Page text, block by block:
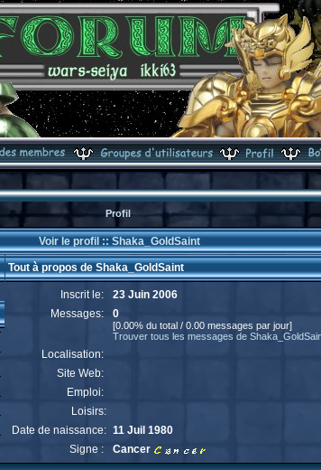
Profil
Voir le profil :: Shaka_GoldSaint
Tout à propos de Shaka_GoldSaint
Inscrit le:
23 Juin 2006
Messages:
0
[0.00% du total / 0.00 messages par jour]
Trouver tous les messages de
Localisation:
Site Web:
Emploi:
Loisirs:
Date de naissance: 11 Juil 1980
Signe :
Cancer